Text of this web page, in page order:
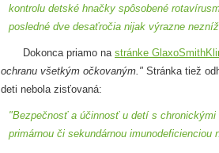
kontrolu detské hnačky spôsobené
posledné dve desaťročia nijak výrazne
Dokonca priamo na stránke
ochranu všetkým očkovaným." Stránka tiež
deti nebola zisťovaná:
"Bezpečnosť a účinnosť u detí s
primárnou či sekundárnou imunodeficienciou